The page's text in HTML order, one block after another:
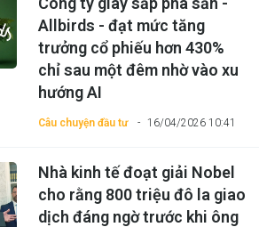
Câu chuyện đầu tư 16/04/2026 10:41
Allbirds - đạt mức tăng
trưởng cổ phiếu hơn 430%
chỉ sau một đêm nhờ vào xu
hướng AI
Nhà kinh tế đoạt giải Nobel
cho rằng 800 triệu đô la giao
dịch đáng ngờ trước khi ông